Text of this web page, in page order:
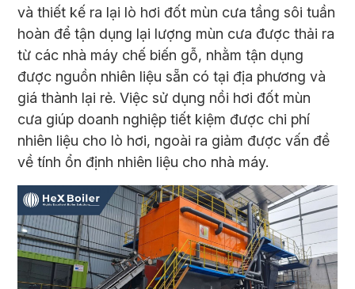
và thiết kế ra lại lò hơi đốt mùn cưa tầng sôi tuần
hoàn để tận dụng lại lượng mùn cưa được thải ra
từ các nhà máy chế biến gỗ, nhằm tận dụng
được nguồn nhiên liệu sẵn có tại địa phương và
giá thành lại rẻ. Việc sử dụng nồi hơi đốt mùn
cưa giúp doanh nghiệp tiết kiệm được chi phí
nhiên liệu cho lò hơi, ngoài ra giảm được vấn đề
về tính ổn định nhiên liệu cho nhà máy.